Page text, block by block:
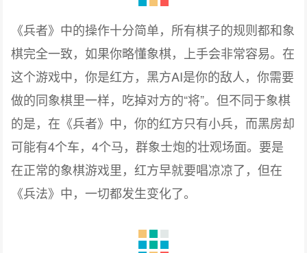
《兵者》中的操作十分简单，所有棋子的规则都和象
棋完全一致，如果你略懂象棋，上手会非常容易。在
这个游戏中，你是红方，黑方AI是你的敌人，你需要
做的同象棋里一样，吃掉对方的“将”。但不同于象棋
的是，在《兵者》中，你的红方只有小兵，而黑房却
可能有4个车，4个马，群象士炮的壮观场面。要是
在正常的象棋游戏里，红方早就要唱凉凉了，但在
《兵法》中，一切都发生变化了。